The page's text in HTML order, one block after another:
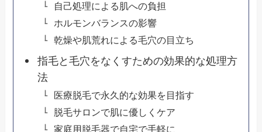
自己処理による肌への負担
ホルモンバランスの影響
乾燥や肌荒れによる毛穴の目立ち
指毛と毛穴をなくすための効果的な処理方
法
医療脱毛で永久的な効果を目指す
脱毛サロンで肌に優しくケア
家庭用脱毛器で自宅で手軽に